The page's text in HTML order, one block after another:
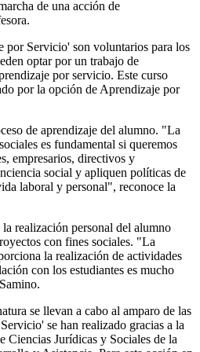
de una acción de
por Servicio' son voluntarios para los
optar por un trabajo de
por servicio. Este curso
por la opción de Aprendizaje por
de aprendizaje del alumno. "La
es fundamental si queremos
empresarios, directivos y
social y apliquen políticas de
laboral y personal", reconoce la
realización personal del alumno
con fines sociales. "La
la realización de actividades
con los estudiantes es mucho
se llevan a cabo al amparo de las
se han realizado gracias a la
Ciencias Jurídicas y Sociales de la